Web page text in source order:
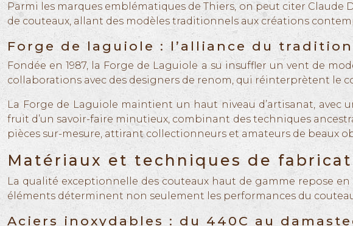
Parmi les marques emblématiques de Thiers, on peut citer
de couteaux, allant des modèles traditionnels aux créations
Forge de laguiole : l’alliance du
Fondée en 1987, la Forge de Laguiole a su insuffler un vent de
collaborations avec des designers de renom, qui réinterprètent le
La Forge de Laguiole maintient un haut niveau d’artisanat, avec
fruit d’un savoir-faire minutieux, combinant des techniques
pièces sur-mesure, attirant collectionneurs et amateurs de beaux
Matériaux et techniques de
La qualité exceptionnelle des couteaux haut de gamme repose
éléments déterminent non seulement les performances du
Aciers inoxydables : du 440C au